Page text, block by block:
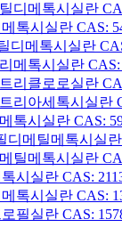
디메톡시실란
톡시실란 CAS:
디메톡시실란
메톡시실란 CAS:
리클로로실란
리아세톡시실란
톡시실란 CAS:
메틸메톡시실란
틸메톡시실란
시실란 CAS:
톡시실란 CAS:
필실란 CAS: